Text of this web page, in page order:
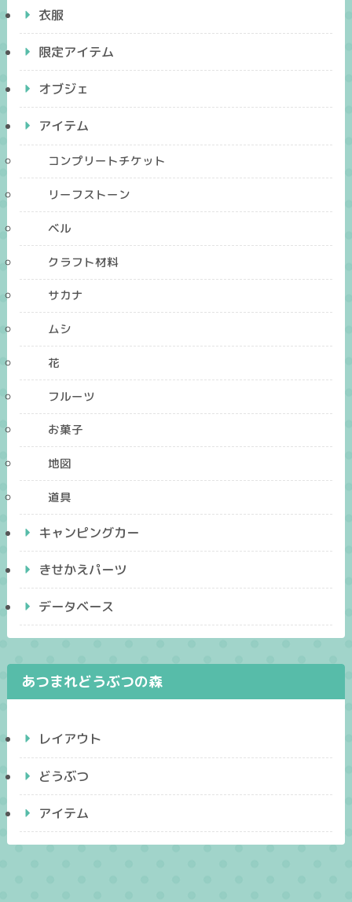
衣服
限定アイテム
オブジェ
アイテム
コンプリートチケット
リーフストーン
ベル
クラフト材料
サカナ
ムシ
花
フルーツ
お菓子
地図
道具
キャンピングカー
きせかえパーツ
データベース
あつまれどうぶつの森
レイアウト
どうぶつ
アイテム